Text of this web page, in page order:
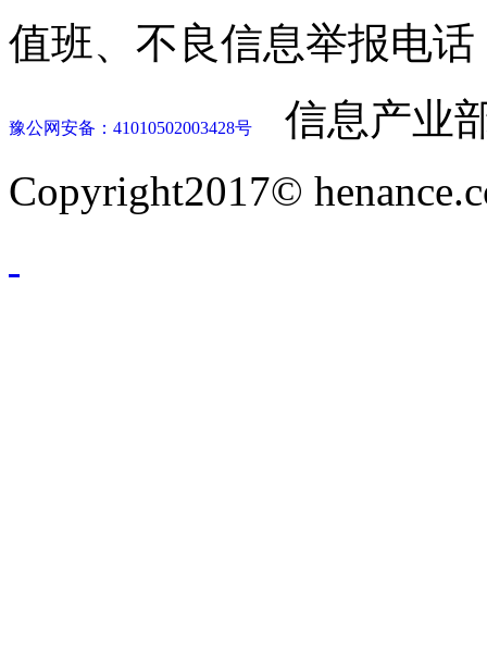
值班、不良信息举报电话
豫公网安备：41010502003428号
信息产业
Copyright2017©